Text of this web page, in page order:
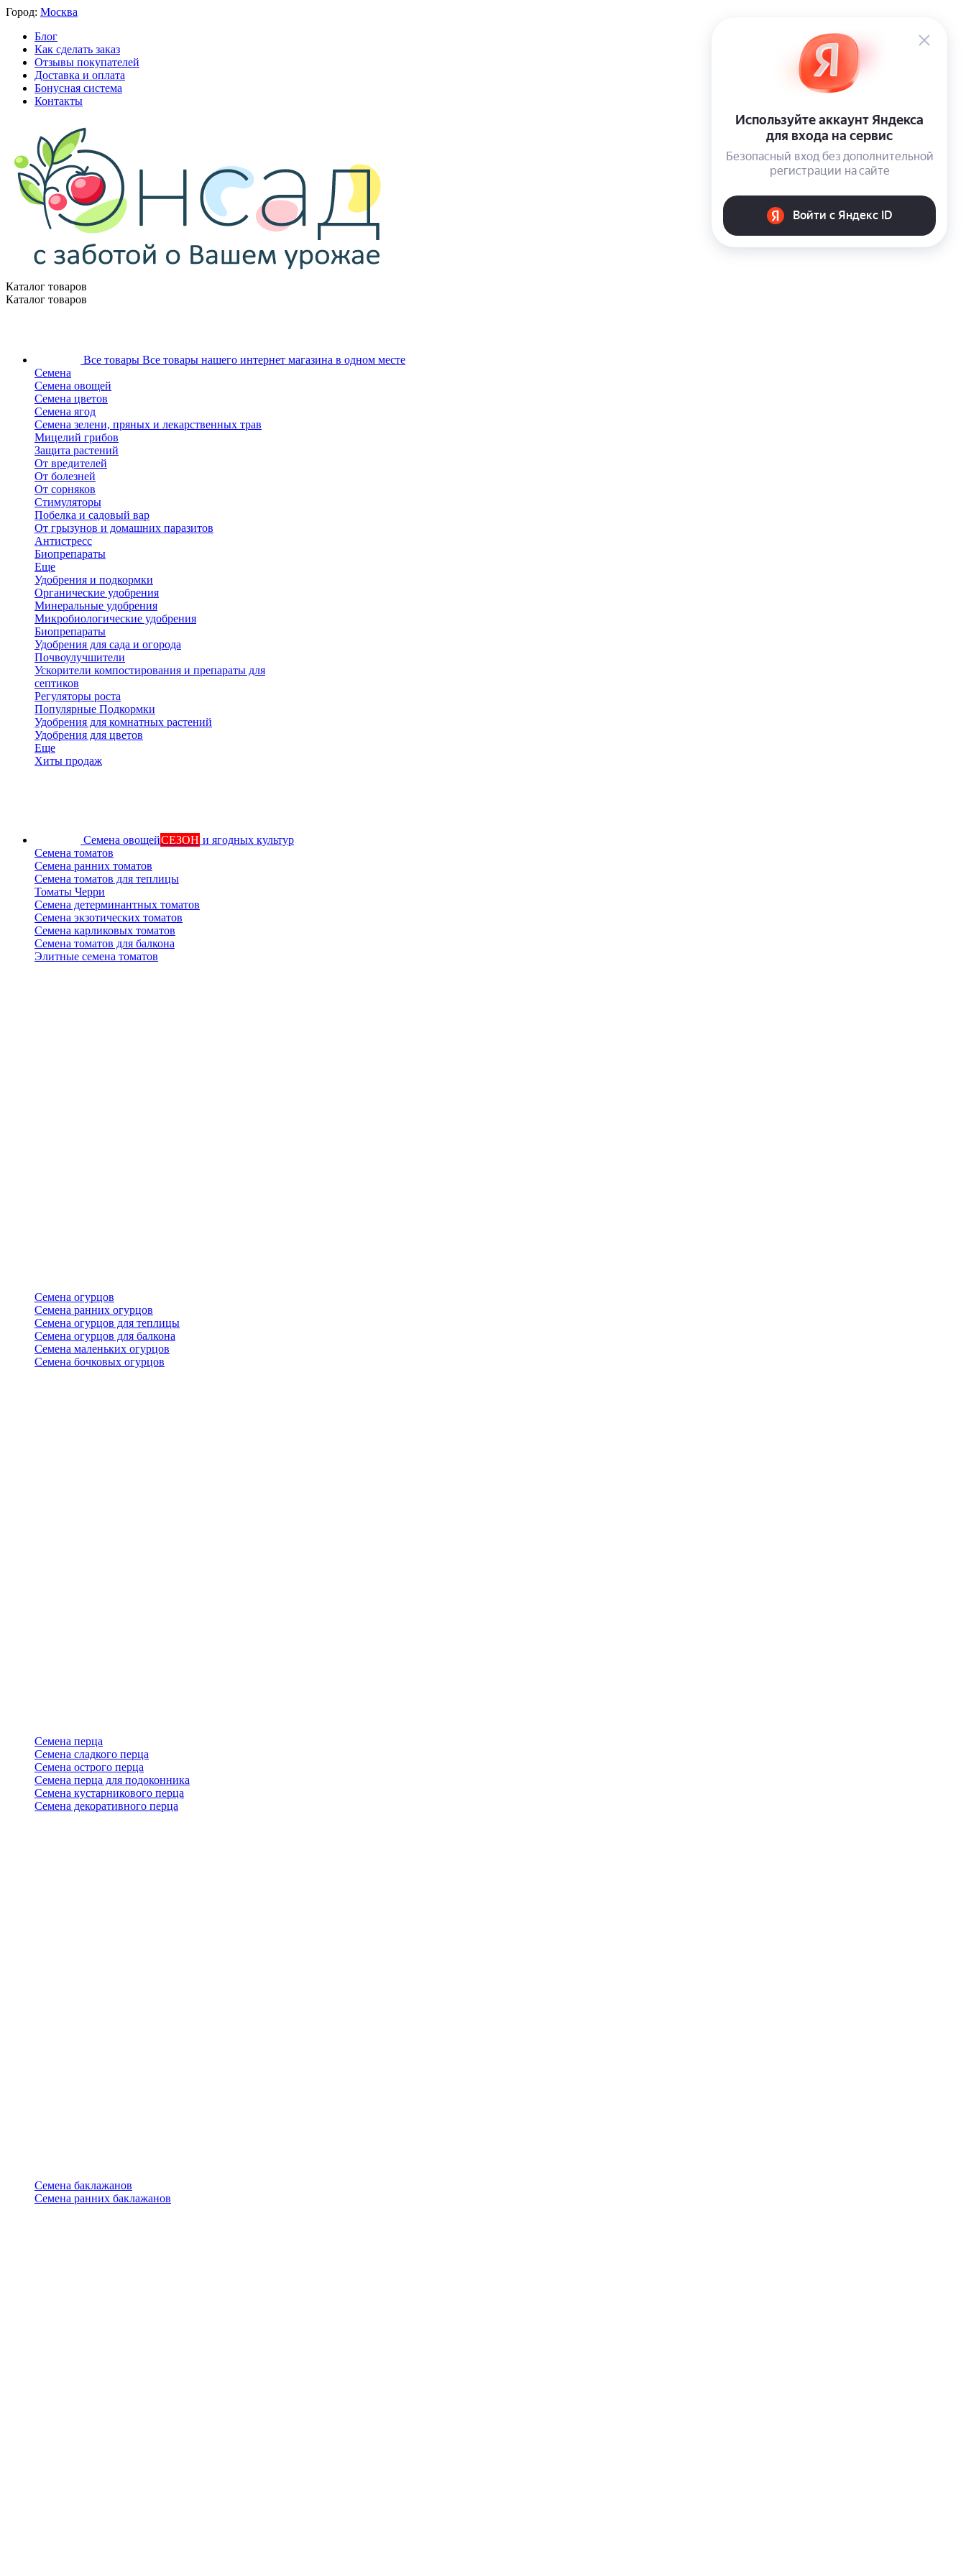
Город: Москва
Блог
Как сделать заказ
Отзывы покупателей
Доставка и оплата
Бонусная система
Контакты
Каталог товаров
Каталог товаров
Все товары Все товары нашего интернет магазина в одном месте
Семена
Семена овощей
Семена цветов
Семена ягод
Семена зелени, пряных и лекарственных трав
Мицелий грибов
Защита растений
От вредителей
От болезней
От сорняков
Стимуляторы
Побелка и садовый вар
От грызунов и домашних паразитов
Антистресс
Биопрепараты
Еще
Удобрения и подкормки
Органические удобрения
Минеральные удобрения
Микробиологические удобрения
Биопрепараты
Удобрения для сада и огорода
Почвоулучшители
Ускорители компостирования и препараты для
септиков
Регуляторы роста
Популярные Подкормки
Удобрения для комнатных растений
Удобрения для цветов
Еще
Хиты продаж
Семена овощейСЕЗОН и ягодных культур
Семена томатов
Семена ранних томатов
Семена томатов для теплицы
Томаты Черри
Семена детерминантных томатов
Семена экзотических томатов
Семена карликовых томатов
Семена томатов для балкона
Элитные семена томатов
Семена огурцов
Семена ранних огурцов
Семена огурцов для теплицы
Семена огурцов для балкона
Семена маленьких огурцов
Семена бочковых огурцов
Семена перца
Семена сладкого перца
Семена острого перца
Семена перца для подоконника
Семена кустарникового перца
Семена декоративного перца
Семена баклажанов
Семена ранних баклажанов